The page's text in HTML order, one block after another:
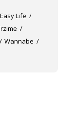
Easy Life
Wannabe